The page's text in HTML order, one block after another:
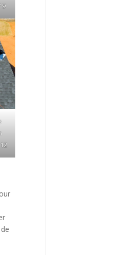
9